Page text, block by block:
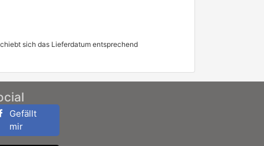
sich das Lieferdatum entsprechend
Gefällt
mir